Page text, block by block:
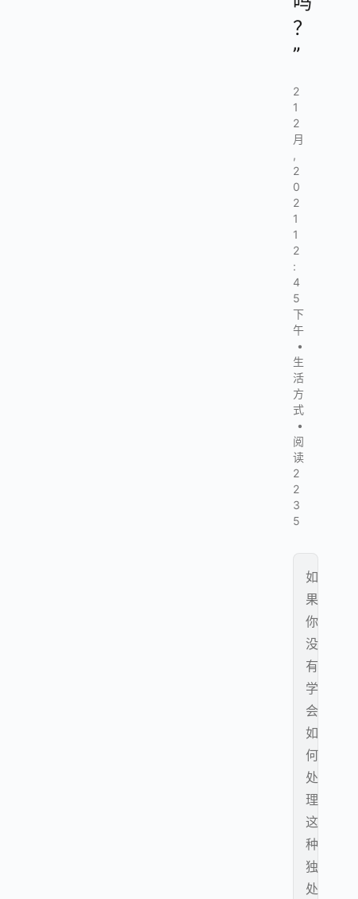
？
”
2
1
2
月
,
2
0
2
1
1
2
:
4
5
下
午
•
生
活
方
式
•
阅
读
2
2
3
5
如
果
你
没
有
学
会
如
何
处
理
这
种
独
处